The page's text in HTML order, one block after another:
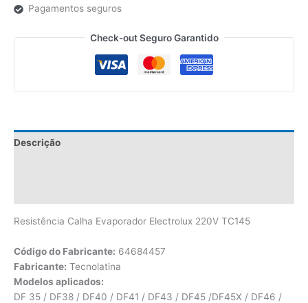
Pagamentos seguros
Check-out Seguro Garantido
Descrição
Resistência Calha Evaporador Electrolux 220V TC145
Código do Fabricante: 64684457
Fabricante: Tecnolatina
Modelos aplicados:
DF 35 / DF38 / DF40 / DF41 / DF43 / DF45 /DF45X / DF46 /